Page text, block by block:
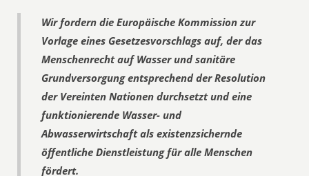
Wir fordern die Europäische Kommission zur
Vorlage eines Gesetzesvorschlags auf, der das
Menschenrecht auf Wasser und sanitäre
Grundversorgung entsprechend der Resolution
der Vereinten Nationen durchsetzt und eine
funktionierende Wasser- und
Abwasserwirtschaft als existenzsichernde
öffentliche Dienstleistung für alle Menschen
fördert.